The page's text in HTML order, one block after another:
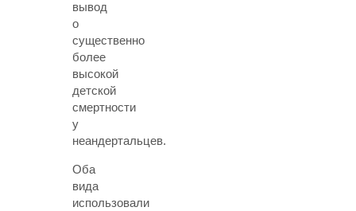
вывод
о
существенно
более
высокой
детской
смертности
у
неандертальцев.
Оба
вида
использовали